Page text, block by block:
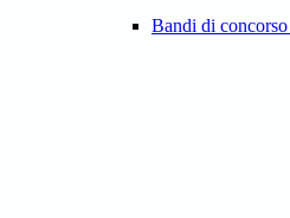
Bandi di concorso